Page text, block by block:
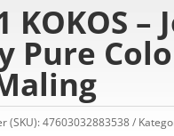
KOKOS –
Pure
(SKU):47603032883538